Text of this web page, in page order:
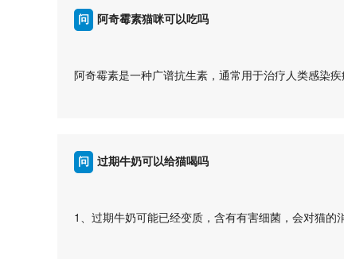
...
避免过量或不足。
3、注意药物副作用：阿莫西林可能会引起猫咪的不良
4、不要随意给猫使用人类药物：除非在兽医的指导下
...
问 阿奇霉素猫咪可以吃吗
阿奇霉素是一种广谱抗生素，通常用于治疗人类感染
选择适合猫咪的药物。
3、治疗猫咪感染疾病的替代药物：如果猫咪感染了细
不建议给猫咪使用阿奇霉素，应该在兽医的指导下选
问 过期牛奶可以给猫喝吗
1、过期牛奶可能已经变质，含有有害细菌，会对猫的
2、过期牛奶中细菌会破坏牛奶中的营养成分，如维